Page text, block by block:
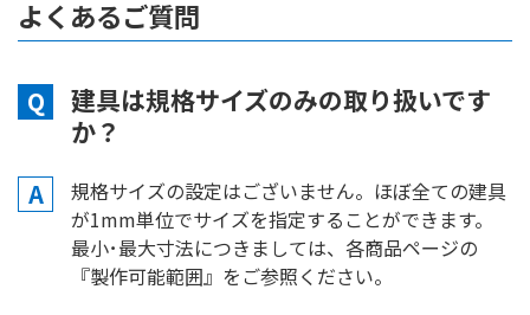
よくあるご質問
Q
建具は規格サイズのみの取り扱いです
か？
A
規格サイズの設定はございません。ほぼ全ての建具
が1mm単位でサイズを指定することができます。
最小･最大寸法につきましては、各商品ページの
『製作可能範囲』をご参照ください。